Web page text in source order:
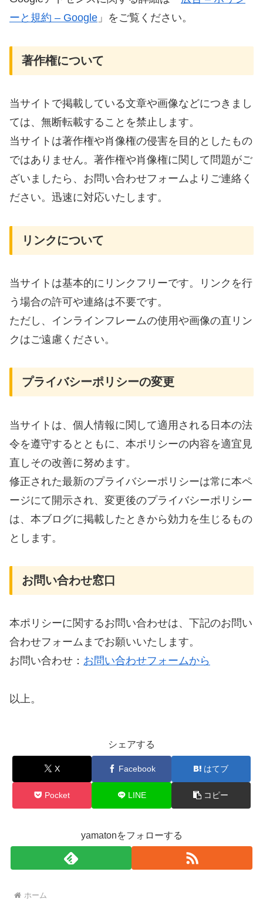
ーと規約 – Google 」をご覧ください。
著作権について
当サイトで掲載している文章や画像などにつきまし
ては、無断転載することを禁止します。
当サイトは著作権や肖像権の侵害を目的としたもの
ではありません。著作権や肖像権に関して問題がご
ざいましたら、お問い合わせフォームよりご連絡く
ださい。迅速に対応いたします。
リンクについて
当サイトは基本的にリンクフリーです。リンクを行
う場合の許可や連絡は不要です。
ただし、インラインフレームの使用や画像の直リン
クはご遠慮ください。
プライバシーポリシーの変更
当サイトは、個人情報に関して適用される日本の法
令を遵守するとともに、本ポリシーの内容を適宜見
直しその改善に努めます。
修正された最新のプライバシーポリシーは常に本ペ
ージにて開示され、変更後のプライバシーポリシー
は、本ブログに掲載したときから効力を生じるもの
とします。
お問い合わせ窓口
本ポリシーに関するお問い合わせは、下記のお問い
合わせフォームまでお願いいたします。
お問い合わせ： お問い合わせフォームから
以上。
シェアする
X Facebook はてブ
Pocket LINE コピー
yamatonをフォローする
ホーム